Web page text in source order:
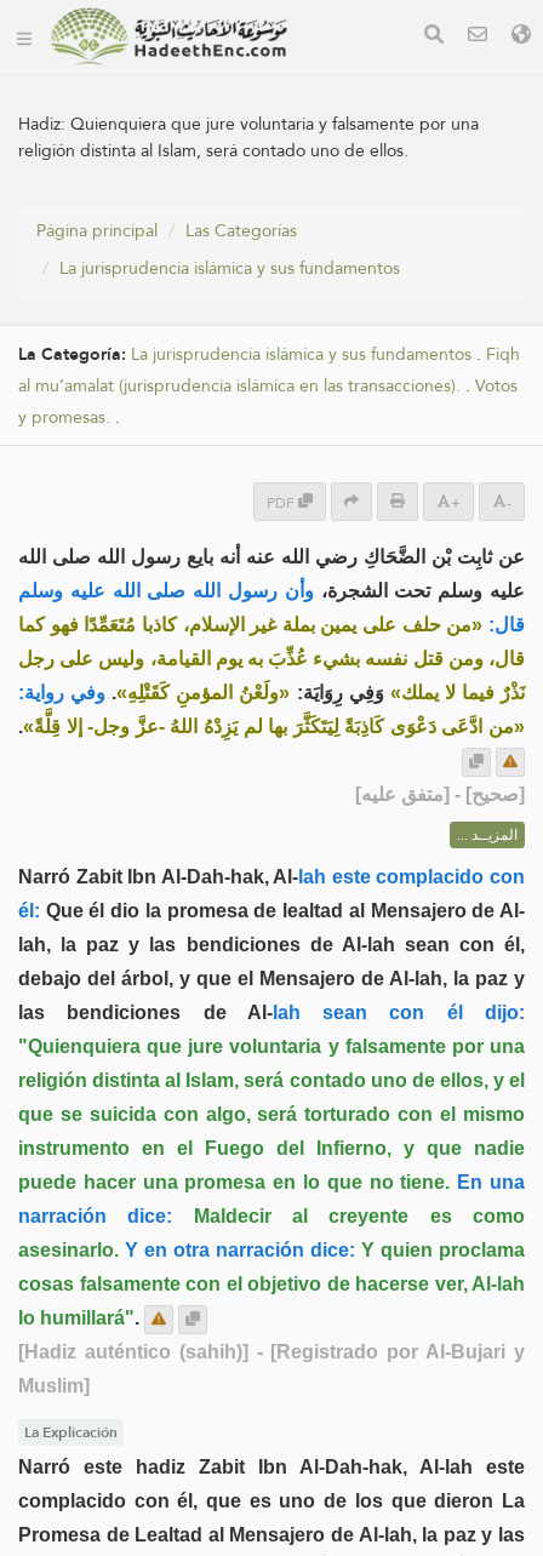
Hadiz:Quienquiera que jure voluntaria y falsamente por una
religión distinta al Islam, será contado uno de ellos.
Página principal
Las Categorías
La jurisprudencia islámica y sus fundamentos
La Categoría: La jurisprudencia islámica y sus fundamentos . Fiqh
al mu’amalat (jurisprudencia islámica en las transacciones). . Votos
y promesas. .
PDF + -
عن ثابِت بْن الضَّحَاكِ رضي الله عنه أنه بايع رسول الله صلى الله
عليه وسلم تحت الشجرة، وأن رسول الله صلى الله عليه وسلم
قال: «من حلف على يمين بملة غير الإسلام، كاذبا مُتَعَمِّدًا فهو كما
قال، ومن قتل نفسه بشيء عُذِّبَ به يوم القيامة، وليس على رجل
نَذْرٌ فيما لا يملك» وَفِي رِوَايَة: «ولَعْنُ المؤمنِ كَقَتْلِهِ». وفي رواية:
«من ادَّعَى دَعْوَى كَاذِبَةً لِيَتَكَثَّرَ بها لم يَزِدْهُ اللهُ -عزَّ وجل- إلا قِلَّةً».
[صحيح] - [متفق عليه]
المزيــد ...
Narró Zabit Ibn Al-Dah-hak, Al- lah este complacido con
él: Que él dio la promesa de lealtad al Mensajero de Al-
lah, la paz y las bendiciones de Al-lah sean con él,
debajo del árbol, y que el Mensajero de Al-lah, la paz y
las bendiciones de Al-lah sean con él dijo:
"Quienquiera que jure voluntaria y falsamente por una
religión distinta al Islam, será contado uno de ellos, y el
que se suicida con algo, será torturado con el mismo
instrumento en el Fuego del Infierno, y que nadie
puede hacer una promesa en lo que no tiene. En una
narración dice: Maldecir al creyente es como
asesinarlo. Y en otra narración dice: Y quien proclama
cosas falsamente con el objetivo de hacerse ver, Al-lah
lo humillará".
[Hadiz auténtico (sahih)] - [Registrado por Al-Bujari y
Muslim]
La Explicación
Narró este hadiz Zabit Ibn Al-Dah-hak, Al-lah este
complacido con él, que es uno de los que dieron La
Promesa de Lealtad al Mensajero de Al-lah, la paz y las